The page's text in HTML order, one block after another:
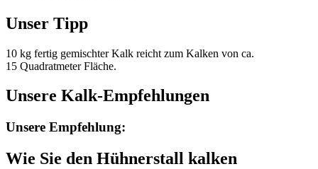
Unser Tipp
10 kg fertig gemischter Kalk reicht zum Kalken von ca.
15 Quadratmeter Fläche.
Unsere Kalk-Empfehlungen
Unsere Empfehlung:
Wie Sie den Hühnerstall kalken